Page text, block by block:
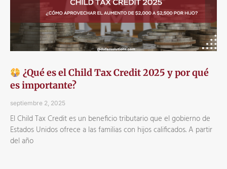
¿Qué es el Child Tax Credit 2025 y por qué
es importante?
septiembre 2, 2025
El Child Tax Credit es un beneficio tributario que el gobierno de
Estados Unidos ofrece a las familias con hijos calificados. A partir
del año